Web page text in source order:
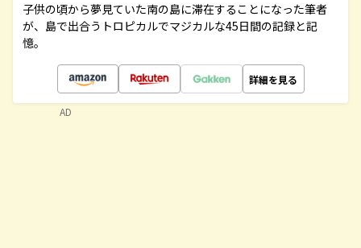
子供の頃から夢見ていた南の島に滞在することになった筆者
が、島で出合うトロピカルでマジカルな45日間の記録と記
憶。
詳細を見る
AD